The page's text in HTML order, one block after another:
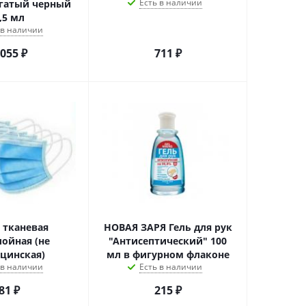
черный
мл
наличии
₽
Есть в наличии
711 ₽
(не
наличии
₽
НОВАЯ ЗАРЯ Гель для рук
"Антисептический" 100
мл в фигурном флаконе
Есть в наличии
215₽